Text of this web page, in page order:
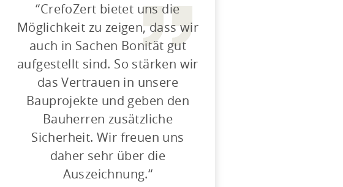
CrefoZert bietet uns die
Möglichkeit zu zeigen, dass wir
auch in Sachen Bonität gut
aufgestellt sind. So stärken wir
das Vertrauen in unsere
Bauprojekte und geben den
Bauherren zusätzliche
Sicherheit. Wir freuen uns
daher sehr über die
Auszeichnung.